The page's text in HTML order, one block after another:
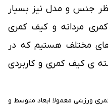
جنس و مدل نیز بسیار
مردانه و کیف کمری
مختلف هستیم که در
ی کیف کمری و کاربردی
ورزشی معمولا ابعاد متوسط و